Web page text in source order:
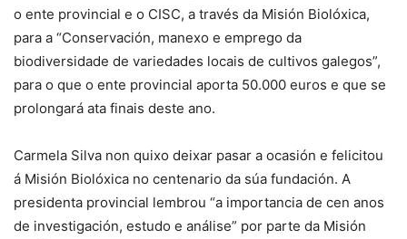
o ente provincial e o CISC, a través da Misión Biolóxica,
para a “Conservación, manexo e emprego da
biodiversidade de variedades locais de cultivos galegos”,
para o que o ente provincial aporta 50.000 euros e que se
prolongará ata finais deste ano.
Carmela Silva non quixo deixar pasar a ocasión e felicitou
á Misión Biolóxica no centenario da súa fundación. A
presidenta provincial lembrou “a importancia de cen anos
de investigación, estudo e análise” por parte da Misión